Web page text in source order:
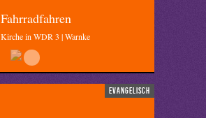
Fahrradfahren
Kirche in WDR 3 | Warnke
evangelisch